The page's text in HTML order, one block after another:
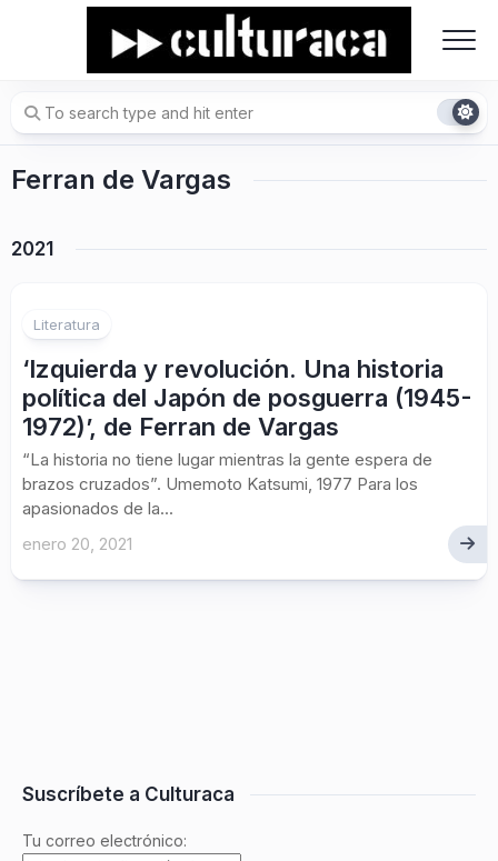
Ferran de Vargas
2021
Literatura
‘Izquierda y revolución. Una historia
política del Japón de posguerra (1945-
1972)’, de Ferran de Vargas
“La historia no tiene lugar mientras la gente espera de
brazos cruzados”. Umemoto Katsumi, 1977 Para los
apasionados de la...
enero 20, 2021
Suscríbete a Culturaca
Tu correo electrónico: